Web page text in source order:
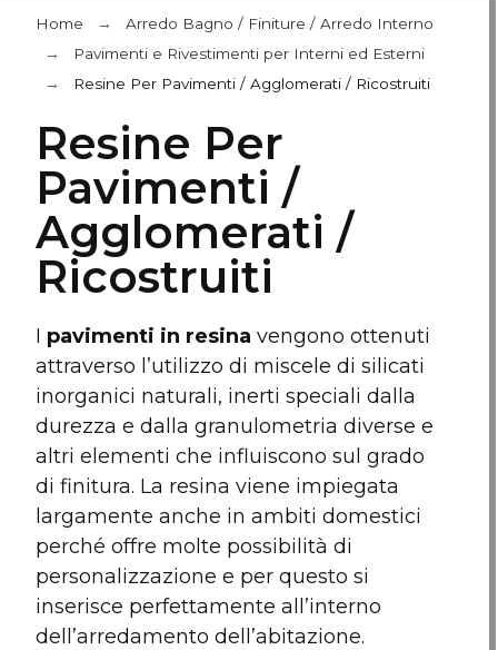
Home
Arredo Bagno / Finiture / Arredo Interno
Pavimenti e Rivestimenti per Interni ed Esterni
Resine Per Pavimenti / Agglomerati / Ricostruiti
Resine Per
Pavimenti /
Agglomerati /
Ricostruiti
I pavimenti in resina vengono ottenuti
attraverso l’utilizzo di miscele di silicati
inorganici naturali, inerti speciali dalla
durezza e dalla granulometria diverse e
altri elementi che influiscono sul grado
di finitura. La resina viene impiegata
largamente anche in ambiti domestici
perché offre molte possibilità di
personalizzazione e per questo si
inserisce perfettamente all’interno
dell’arredamento dell’abitazione.